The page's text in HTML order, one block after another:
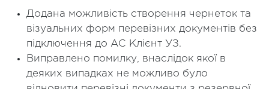
Додана можливість створення чернеток та
візуальних форм перевізних документів без
підключення до АС Клієнт УЗ.
Виправлено помилку, внаслідок якої в
деяких випадках не можливо було